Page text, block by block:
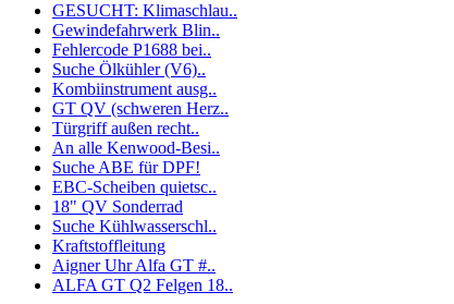
GESUCHT: Klimaschlau..
Gewindefahrwerk Blin..
Fehlercode P1688 bei..
Suche Ölkühler (V6)..
Kombiinstrument ausg..
GT QV (schweren Herz..
Türgriff außen recht..
An alle Kenwood-Besi..
Suche ABE für DPF!
EBC-Scheiben quietsc..
18" QV Sonderrad
Suche Kühlwasserschl..
Kraftstoffleitung
Aigner Uhr Alfa GT #..
ALFA GT Q2 Felgen 18..